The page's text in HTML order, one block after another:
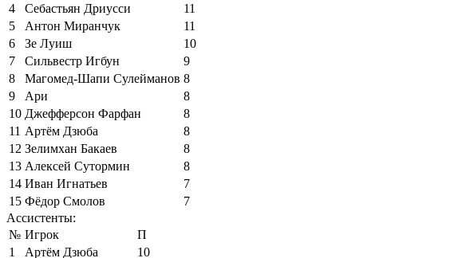
4
Себастьян Дриусси
11
5
Антон Миранчук
11
6
Зе Луиш
10
7
Сильвестр Игбун
9
8
Магомед-Шапи Сулейманов 8
9
Ари
8
10 Джефферсон Фарфан
8
11 Артём Дзюба
8
12 Зелимхан Бакаев
8
13 Алексей Сутормин
8
14 Иван Игнатьев
7
15 Фёдор Смолов
7
Ассистенты:
№ Игрок
П
1
Артём Дзюба
10